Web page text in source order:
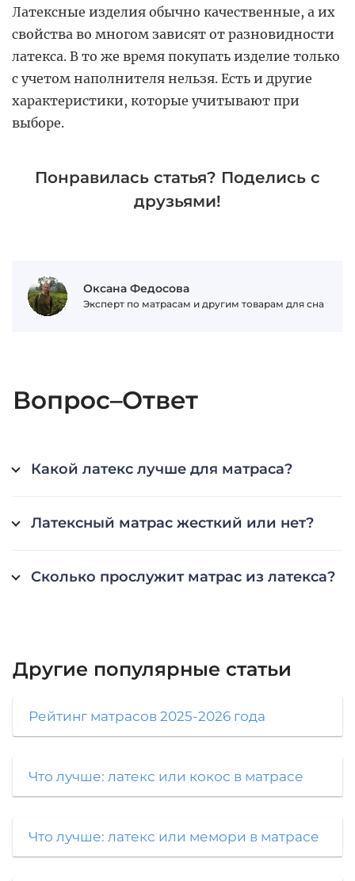
Латексные изделия обычно качественные, а их
свойства во многом зависят от разновидности
латекса. В то же время покупать изделие только
с учетом наполнителя нельзя. Есть и другие
характеристики, которые учитывают при
выборе.
Понравилась статья? Поделись с
друзьями!
Оксана Федосова
Эксперт по матрасам и другим товарам для сна
Вопрос–Ответ
Какой латекс лучше для матраса?
Латексный матрас жесткий или нет?
Сколько прослужит матрас из латекса?
Другие популярные статьи
Рейтинг матрасов 2025-2026 года
Что лучше: латекс или кокос в матрасе
Что лучше: латекс или мемори в матрасе